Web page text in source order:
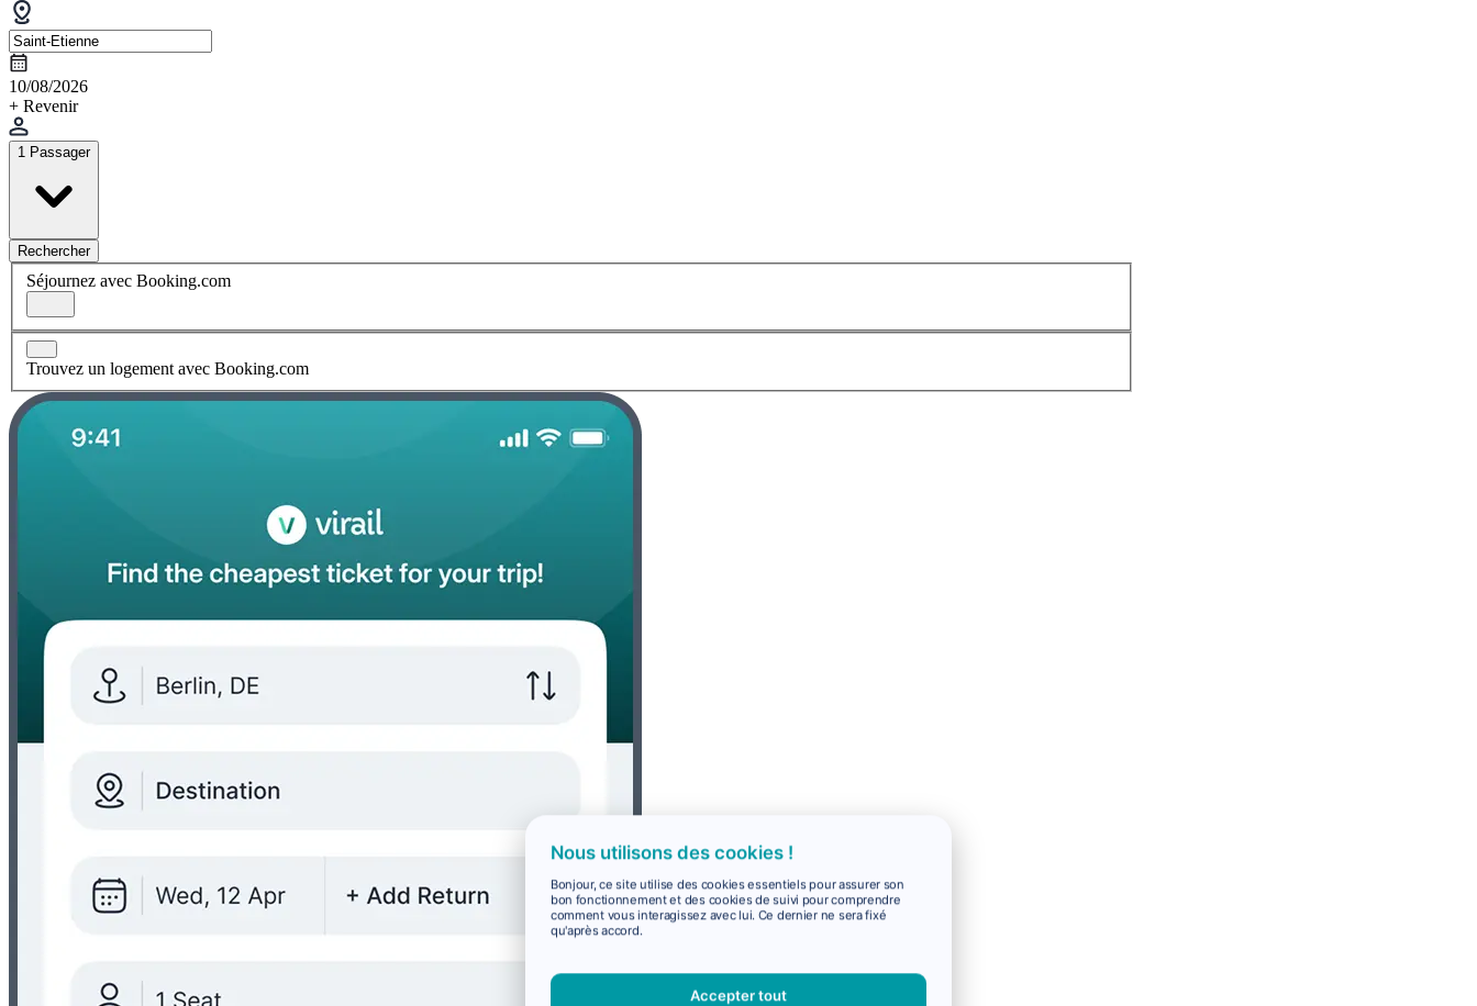
10/08/2026
+ Revenir
1 Passager
Rechercher
Séjournez avec Booking.com
Trouvez un logement avec Booking.com
Nous utilisons des cookies !
Bonjour, ce site utilise des cookies essentiels pour assurer son
bon fonctionnement et des cookies de suivi pour comprendre
comment vous interagissez avec lui. Ce dernier ne sera fixé
qu'après accord.
Accepter tout